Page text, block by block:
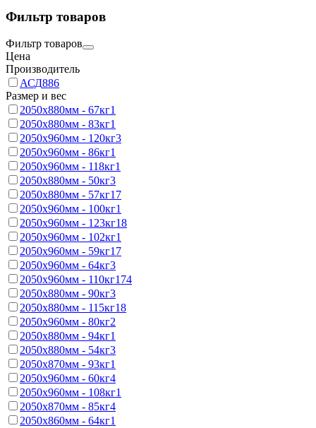
Фильтр товаров
Фильтр товаров
Цена
Производитель
АСД886
Размер и вес
2050x880мм - 67кг1
2050x880мм - 83кг1
2050x960мм - 120кг3
2050x960мм - 86кг1
2050x960мм - 118кг1
2050x880мм - 50кг3
2050x880мм - 57кг17
2050x960мм - 100кг1
2050x960мм - 123кг18
2050x960мм - 102кг1
2050x960мм - 59кг17
2050x960мм - 64кг3
2050x960мм - 110кг174
2050x880мм - 90кг3
2050x880мм - 115кг18
2050x960мм - 80кг2
2050x880мм - 94кг1
2050x880мм - 54кг3
2050x870мм - 93кг1
2050x960мм - 60кг4
2050x960мм - 108кг1
2050x870мм - 85кг4
2050x860мм - 64кг1